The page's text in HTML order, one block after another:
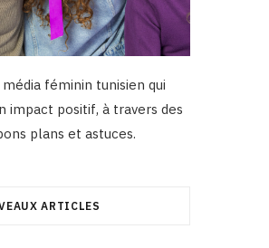
féminin tunisien qui
impact positif, à travers des
plans et astuces.
ARTICLES